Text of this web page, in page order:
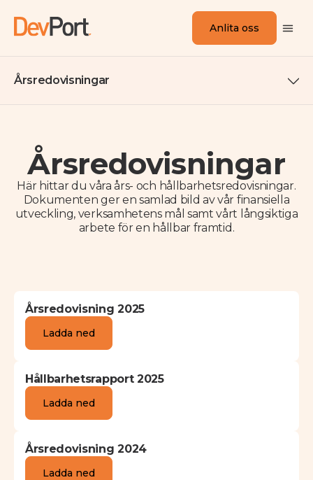
Anlita oss
Årsredovisningar
Årsredovisningar
Här hittar du våra års- och hållbarhetsredovisningar.
Dokumenten ger en samlad bild av vår finansiella
utveckling, verksamhetens mål samt vårt långsiktiga
arbete för en hållbar framtid.
Årsredovisning 2025
Ladda ned
Hållbarhetsrapport 2025
Ladda ned
Årsredovisning 2024
Ladda ned